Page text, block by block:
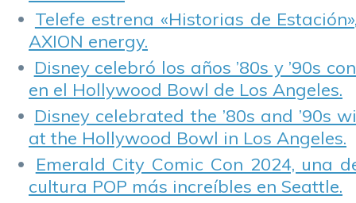
Telefe estrena «Historias de
AXION energy.
Disney celebró los años ’80s y ’90s
en el Hollywood Bowl de Los Angeles.
Disney celebrated the ’80s and ’90s
at the Hollywood Bowl in Los Angeles.
Emerald City Comic Con 2024, una
cultura POP más increíbles en Seattle.